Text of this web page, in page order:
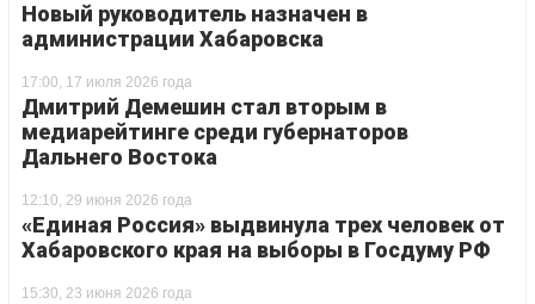
Новый руководитель назначен в
администрации Хабаровска
17:00, 17 июля 2026 года
Дмитрий Демешин стал вторым в
медиарейтинге среди губернаторов
Дальнего Востока
12:10, 29 июня 2026 года
«Единая Россия» выдвинула трех человек от
Хабаровского края на выборы в Госдуму РФ
15:30, 23 июня 2026 года